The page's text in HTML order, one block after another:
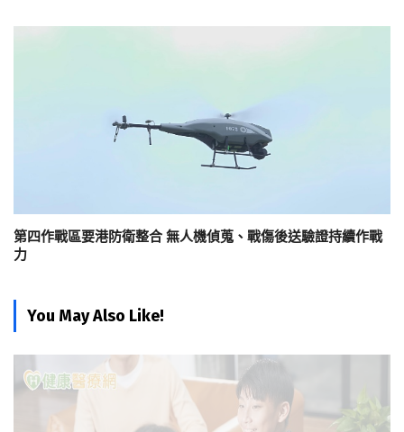
第四作戰區要港防衛整合 無人機偵蒐、戰傷後送驗證持續作戰
力
You May Also Like!